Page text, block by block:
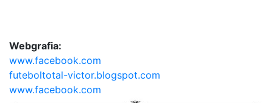
Webgrafia:
www.facebook.com
futeboltotal-victor.blogspot.com
www.facebook.com